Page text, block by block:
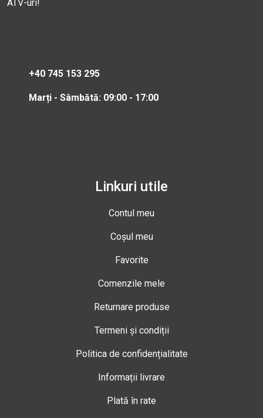
ATV-uri!
+40 745 153 295
Marți - Sâmbătă: 09:00 - 17:00
Linkuri utile
Contul meu
Coșul meu
Favorite
Comenzile mele
Returnare produse
Termeni și condiții
Politica de confidențialitate
Informații livrare
Plată în rate